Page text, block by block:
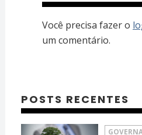
Você precisa fazer o
um comentário.
POSTS RECENTES